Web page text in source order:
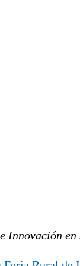
Innovación en